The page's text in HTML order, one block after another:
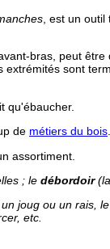
, est un outil
bras, peut
sont
qu'ébaucher.
de métiers du bois.
assortiment.
; le débordoir
joug ou un rais,
etc.